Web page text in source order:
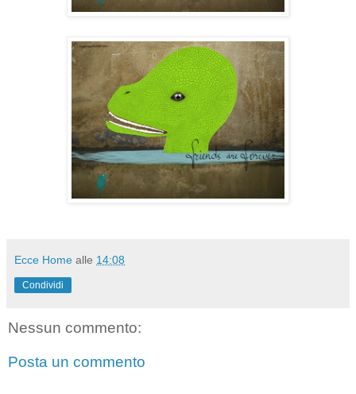
Ecce Home alle 14:08
Condividi
Nessun commento:
Posta un commento